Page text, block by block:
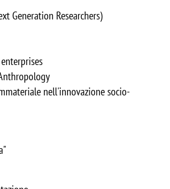
Generation Researchers)
nell'innovazione socio-